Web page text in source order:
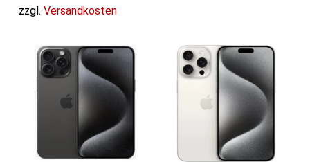
zzgl.Versandkosten